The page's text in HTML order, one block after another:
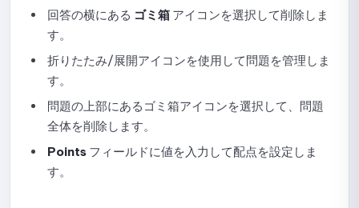
回答の横にある ゴミ箱 アイコンを選択して削除しま
す。
折りたたみ/展開アイコンを使用して問題を管理しま
す。
問題の上部にあるゴミ箱アイコンを選択して、問題
全体を削除します。
Points フィールドに値を入力して配点を設定しま
す。